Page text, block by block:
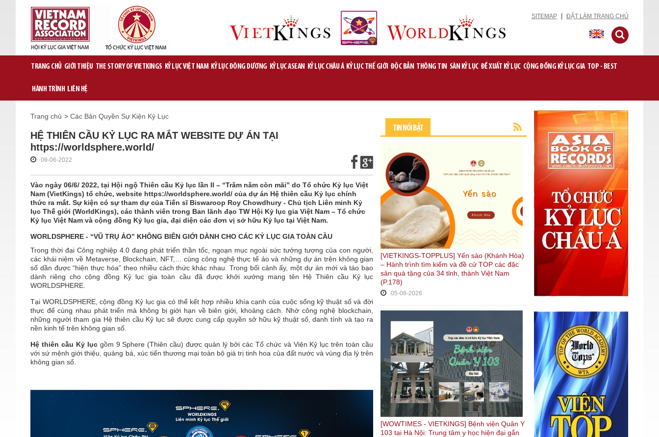
SITEMAP ĐẶT LÀM TRANG CHỦ
TRANG CHỦ GIỚI THIỆU THE STORY OF VIETKINGS KỶ LỤC VIỆT NAM KỶ LỤC ĐÔNG DƯƠNG KỶ LỤC ASEAN KỶ LỤC CHÂU Á KỶ LỤC THẾ GIỚI ĐỘC BẢN THÔNG TIN SÀN KỶ LỤC ĐỀ XUẤT KỶ LỤC CỘNG ĐỒNG KỶ LỤC GIA TOP - BEST
HÀNH TRÌNH LIÊN HỆ
Trang chủ > Các Bản Quyền Sự Kiện Kỷ Lục
HỆ THIÊN CẦU KỶ LỤC RA MẮT WEBSITE DỰ ÁN TẠI
https://worldsphere.world/
09-06-2022
Vào ngày 06/6/ 2022, tại Hội ngộ Thiên cầu Kỷ lục lần II – “Trăm năm còn mãi” do Tổ chức Kỷ lục Việt
Nam (VietKings) tổ chức, website https://worldsphere.world/ của dự án Hệ thiên cầu Kỷ lục chính
thức ra mắt. Sự kiện có sự tham dự của Tiến sĩ Biswaroop Roy Chowdhury - Chủ tịch Liên minh Kỷ
lục Thế giới (WorldKings), các thành viên trong Ban lãnh đạo TW Hội Kỷ lục gia Việt Nam – Tổ chức
Kỷ lục Việt Nam và cộng đồng Kỷ lục gia, đại diện các đơn vị sở hữu Kỷ lục tại Việt Nam.
WORLDSPHERE - “VŨ TRỤ ẢO” KHÔNG BIÊN GIỚI DÀNH CHO CÁC KỶ LỤC GIA TOÀN CẦU
Trong thời đại Công nghiệp 4.0 đang phát triển thần tốc, ngoạn mục ngoài sức tưởng tượng của con người,
các khái niệm về Metaverse, Blockchain, NFT,… cùng công nghệ thực tế ảo và những dự án trên không gian
số dần được “hiện thực hóa” theo nhiều cách thức khác nhau. Trong bối cảnh ấy, một dự án mới và táo bạo
dành riêng cho cộng đồng Kỷ lục gia toàn cầu đã được khởi xướng mang tên Hệ Thiên cầu Kỷ lục
WORLDSPHERE.
Tại WORLDSPHERE, cộng đồng Kỷ lục gia có thể kết hợp nhiều khía cạnh của cuộc sống kỹ thuật số và đời
thực để cùng nhau phát triển mà không bị giới hạn về biên giới, khoảng cách. Nhờ công nghệ blockchain,
những người tham gia Hệ thiên cầu Kỷ lục sẽ được cung cấp quyền sở hữu kỹ thuật số, danh tính và tạo ra
nền kinh tế trên không gian số.
Hệ thiên cầu Kỷ lụcgồm 9 Sphere (Thiên cầu) được quản lý bởi các Tổ chức và Viện Kỷ lục trên toàn cầu
với sứ mệnh giới thiệu, quảng bá, xúc tiến thương mại toàn bộ giá trị tinh hoa của đất nước và vùng địa lý trên
không gian số.
TIN NỔI BẬT
[VIETKINGS-TOPPLUS] Yến sào (Khánh Hòa)
– Hành trình tìm kiếm và đề cử TOP các đặc
sản quà tặng của 34 tỉnh, thành Việt Nam
(P.178)
05-08-2026
[WOWTIMES - VIETKINGS] Bệnh viện Quân Y
103 tại Hà Nội: Trung tâm y học hiện đại gắn